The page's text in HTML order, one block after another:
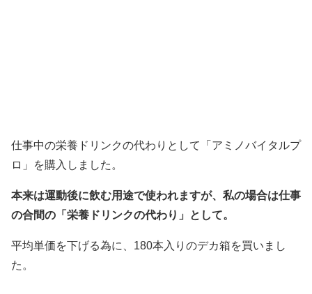
仕事中の栄養ドリンクの代わりとして「アミノバイタルプ
ロ」を購入しました。
本来は運動後に飲む用途で使われますが、私の場合は仕事
の合間の「栄養ドリンクの代わり」として。
平均単価を下げる為に、180本入りのデカ箱を買いまし
た。